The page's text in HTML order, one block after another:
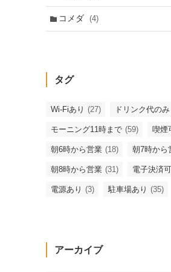
コメダ (4)
タグ
Wi-Fiあり (27) ドリンク代のみ
モーニング11時まで (59) 喫煙
朝6時から営業 (18) 朝7時から
朝8時から営業 (31) 電子決済可
電源あり (3) 駐車場あり (35)
アーカイブ